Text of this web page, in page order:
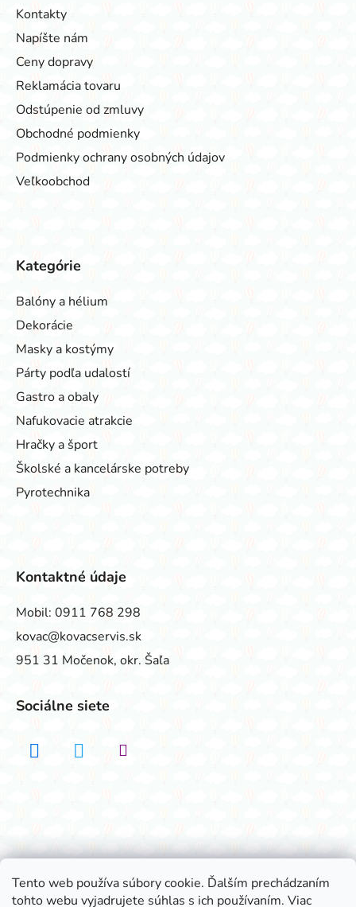
Tento web používa súbory cookie. Ďalším prechádzaním
tohto webu vyjadrujete súhlas s ich používaním. Viac
Kontakty
Napíšte nám
Ceny dopravy
Reklamácia tovaru
Odstúpenie od zmluvy
Obchodné podmienky
Podmienky ochrany osobných údajov
Veľkoobchod
Kategórie
Balóny a hélium
Dekorácie
Masky a kostýmy
Párty podľa udalostí
Gastro a obaly
Nafukovacie atrakcie
Hračky a šport
Školské a kancelárske potreby
Pyrotechnika
Kontaktné údaje
Mobil: 0911 768 298
kovac@kovacservis.sk
951 31 Močenok, okr. Šaľa
Sociálne siete